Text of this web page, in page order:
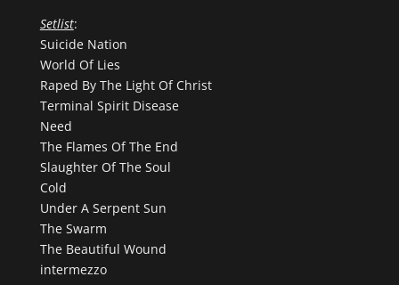
Setlist:
Suicide Nation
World Of Lies
Raped By The Light Of Christ
Terminal Spirit Disease
Need
The Flames Of The End
Slaughter Of The Soul
Cold
Under A Serpent Sun
The Swarm
The Beautiful Wound
intermezzo